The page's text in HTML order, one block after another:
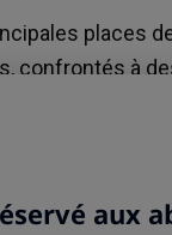
places
confrontés à6,50
79 -